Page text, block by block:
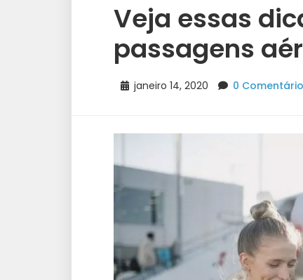
Veja essas
passagens
janeiro 14, 2020 0